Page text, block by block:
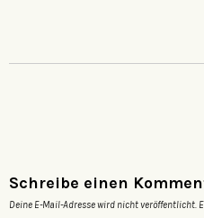
Schreibe einen
Deine E-Mail-Adresse wird nicht veröffentlicht.